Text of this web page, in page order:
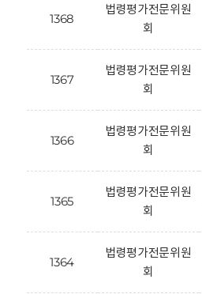
1368
법령평가전문위원
회
1367
법령평가전문위원
회
1366
법령평가전문위원
회
1365
법령평가전문위원
회
1364
법령평가전문위원
회